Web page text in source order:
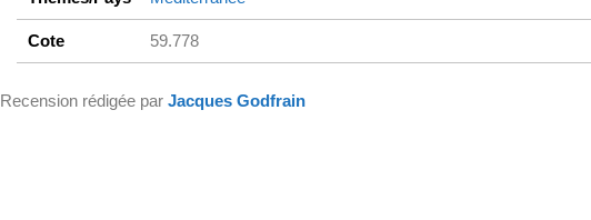
Cote 59.778
Recension rédigée par Jacques Godfrain